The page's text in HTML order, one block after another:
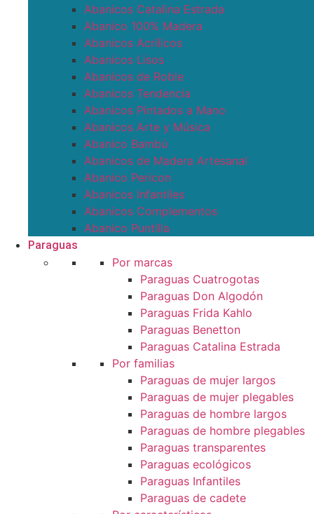
Abanicos Catalina Estrada
Abanico 100% Madera
Abanicos Acrílicos
Abanicos Lisos
Abanicos de Roble
Abanicos Tendencia
Abanicos Pintados a Mano
Abanicos Arte y Música
Abanico Bambú
Abanicos de Madera Artesanal
Abanico Pericon
Abanicos Infantiles
Abanicos Complementos
Abanico Puntilla
Paraguas
Por marcas
Paraguas Cuatrogotas
Paraguas Don Algodón
Paraguas Frida Kahlo
Paraguas Benetton
Paraguas Catalina Estrada
Por familias
Paraguas de mujer largos
Paraguas de mujer plegables
Paraguas de hombre largos
Paraguas de hombre plegables
Paraguas transparentes
Paraguas ecológicos
Paraguas Infantiles
Paraguas de cadete